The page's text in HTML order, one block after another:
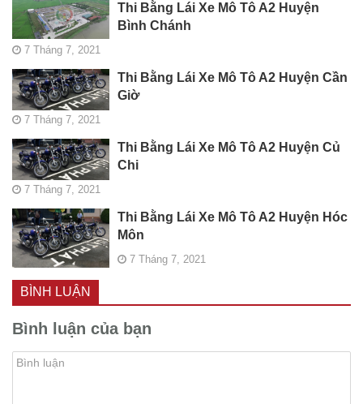
Thi Bằng Lái Xe Mô Tô A2 Huyện
Bình Chánh
7 Tháng 7, 2021
Thi Bằng Lái Xe Mô Tô A2 Huyện Cần
Giờ
7 Tháng 7, 2021
Thi Bằng Lái Xe Mô Tô A2 Huyện Củ
Chi
7 Tháng 7, 2021
Thi Bằng Lái Xe Mô Tô A2 Huyện Hóc
Môn
7 Tháng 7, 2021
BÌNH LUẬN
Bình luận của bạn